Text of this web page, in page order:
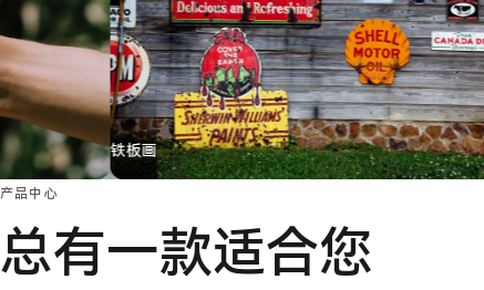
铁板画
产品中心
总有一款适合您